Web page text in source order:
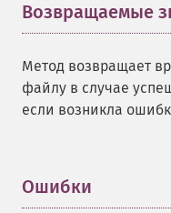
Возвращаемые
Метод возвращает
файлу в случае
если возникла
Ошибки